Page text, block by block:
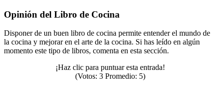
Opinión del Libro de Cocina
Disponer de un buen libro de cocina permite entender el mundo de
la cocina y mejorar en el arte de la cocina. Si has leído en algún
momento este tipo de libros, comenta en esta sección.
¡Haz clic para puntuar esta entrada!
(Votos: 3Promedio: 5)